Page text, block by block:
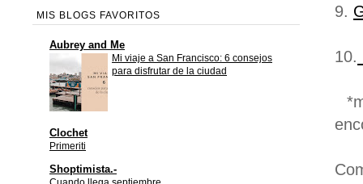
9.
10.
MIS BLOGS FAVORITOS
Aubrey and Me
Mi viaje a San Francisco: 6 consejos
para disfrutar de la ciudad
Clochet
Primeriti
Shoptimista.-